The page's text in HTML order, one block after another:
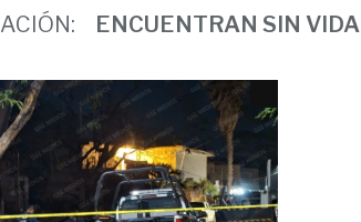
ENCUENTRAN SIN VIDA